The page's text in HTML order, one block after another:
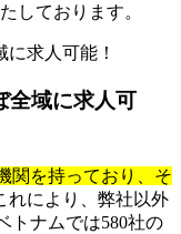
しております。
全域に求人可
関を持っており、そ
れにより、弊社以外
トナムでは580社の